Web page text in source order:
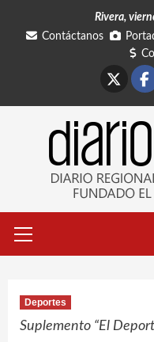
Rivera,
Contáctanos
primario
Deportes
Suplemento “El